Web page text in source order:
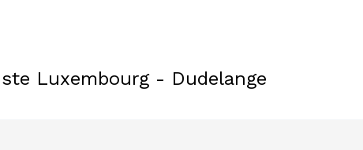
Luxembourg - Dudelange